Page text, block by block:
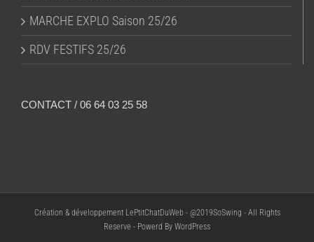
MARCHE EXPLO Saison 25/26
RDV FESTIFS 25/26
CONTACT / 06 64 03 25 58
Création & développement LePtitChatDuWeb - @2019SoSwing - All Rights
Reserve - Powerd By WordPress